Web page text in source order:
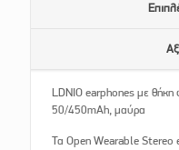
LDNIO earphones με
50/450mAh, μαύρα
Τα Open Wearable Stereo